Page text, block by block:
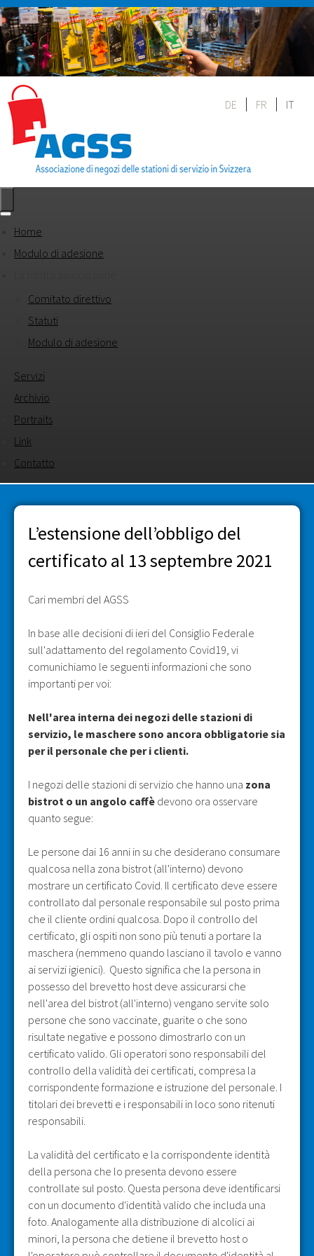
DE FR IT
Home
Modulo di adesione
Comitato direttivo
Statuti
Modulo di adesione
Servizi
Archivio
Portraits
Link
Contatto
L’estensione dell’obbligo del
certificato al 13 septembre 2021
Cari membri del AGSS
In base alle decisioni di ieri del Consiglio Federale
sull'adattamento del regolamento Covid19, vi
comunichiamo le seguenti informazioni che sono
importanti per voi:
Nell'area interna dei negozi delle stazioni di
servizio, le maschere sono ancora obbligatorie sia
per il personale che per i clienti.
I negozi delle stazioni di servizio che hanno una zona
bistrot o un angolo caffè devono ora osservare
quanto segue:
Le persone dai 16 anni in su che desiderano consumare
qualcosa nella zona bistrot (all'interno) devono
mostrare un certificato Covid. Il certificato deve essere
controllato dal personale responsabile sul posto prima
che il cliente ordini qualcosa. Dopo il controllo del
certificato, gli ospiti non sono più tenuti a portare la
maschera (nemmeno quando lasciano il tavolo e vanno
ai servizi igienici). Questo significa che la persona in
possesso del brevetto host deve assicurarsi che
nell'area del bistrot (all'interno) vengano servite solo
persone che sono vaccinate, guarite o che sono
risultate negative e possono dimostrarlo con un
certificato valido. Gli operatori sono responsabili del
controllo della validità dei certificati, compresa la
corrispondente formazione e istruzione del personale. I
titolari dei brevetti e i responsabili in loco sono ritenuti
responsabili.
La validità del certificato e la corrispondente identità
della persona che lo presenta devono essere
controllate sul posto. Questa persona deve identificarsi
con un documento d'identità valido che includa una
foto. Analogamente alla distribuzione di alcolici ai
minori, la persona che detiene il brevetto host o